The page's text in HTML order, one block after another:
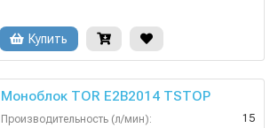
Рабочее давление (бар):
Купить
Моноблок TOR E2B2014 TSTOP
Производительность (л/мин):
15